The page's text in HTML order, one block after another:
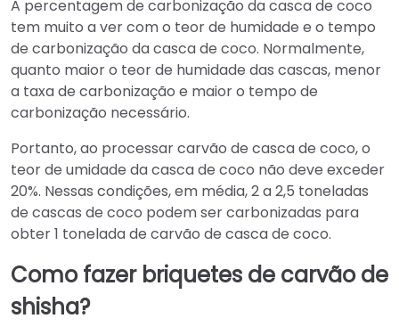
A percentagem de carbonização da casca de coco
tem muito a ver com o teor de humidade e o tempo
de carbonização da casca de coco. Normalmente,
quanto maior o teor de humidade das cascas, menor
a taxa de carbonização e maior o tempo de
carbonização necessário.
Portanto, ao processar carvão de casca de coco, o
teor de umidade da casca de coco não deve exceder
20%. Nessas condições, em média, 2 a 2,5 toneladas
de cascas de coco podem ser carbonizadas para
obter 1 tonelada de carvão de casca de coco.
Como fazer briquetes de carvão de
shisha?